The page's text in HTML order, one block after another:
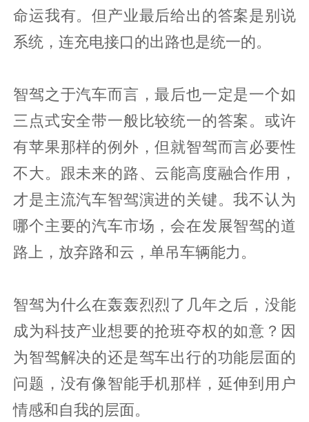
命运我有。但产业最后给出的答案是别说
系统，连充电接口的出路也是统一的。
智驾之于汽车而言，最后也一定是一个如
三点式安全带一般比较统一的答案。或许
有苹果那样的例外，但就智驾而言必要性
不大。跟未来的路、云能高度融合作用，
才是主流汽车智驾演进的关键。我不认为
哪个主要的汽车市场，会在发展智驾的道
路上，放弃路和云，单吊车辆能力。
智驾为什么在轰轰烈烈了几年之后，没能
成为科技产业想要的抢班夺权的如意？因
为智驾解决的还是驾车出行的功能层面的
问题，没有像智能手机那样，延伸到用户
情感和自我的层面。